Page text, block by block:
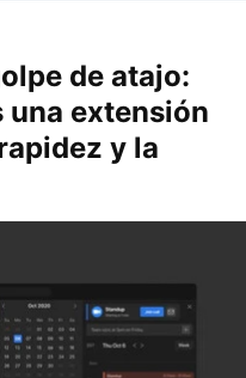
de atajo:
una extensión
y la